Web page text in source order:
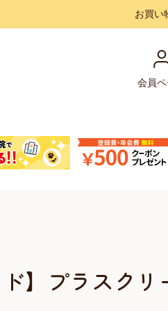
お買い
会員
】プラスクリ